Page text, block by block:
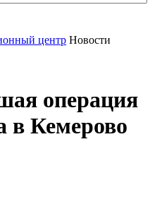
центр Новости
операция
в Кемерово